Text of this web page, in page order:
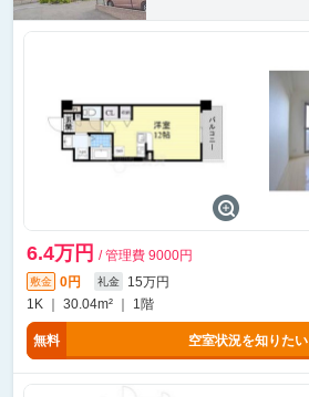
6.4万円 / 管理費 9000円
敷金 0円 礼金
15万円
1K ｜ 30.04m² ｜ 1階
無料 空室状況を知りたい